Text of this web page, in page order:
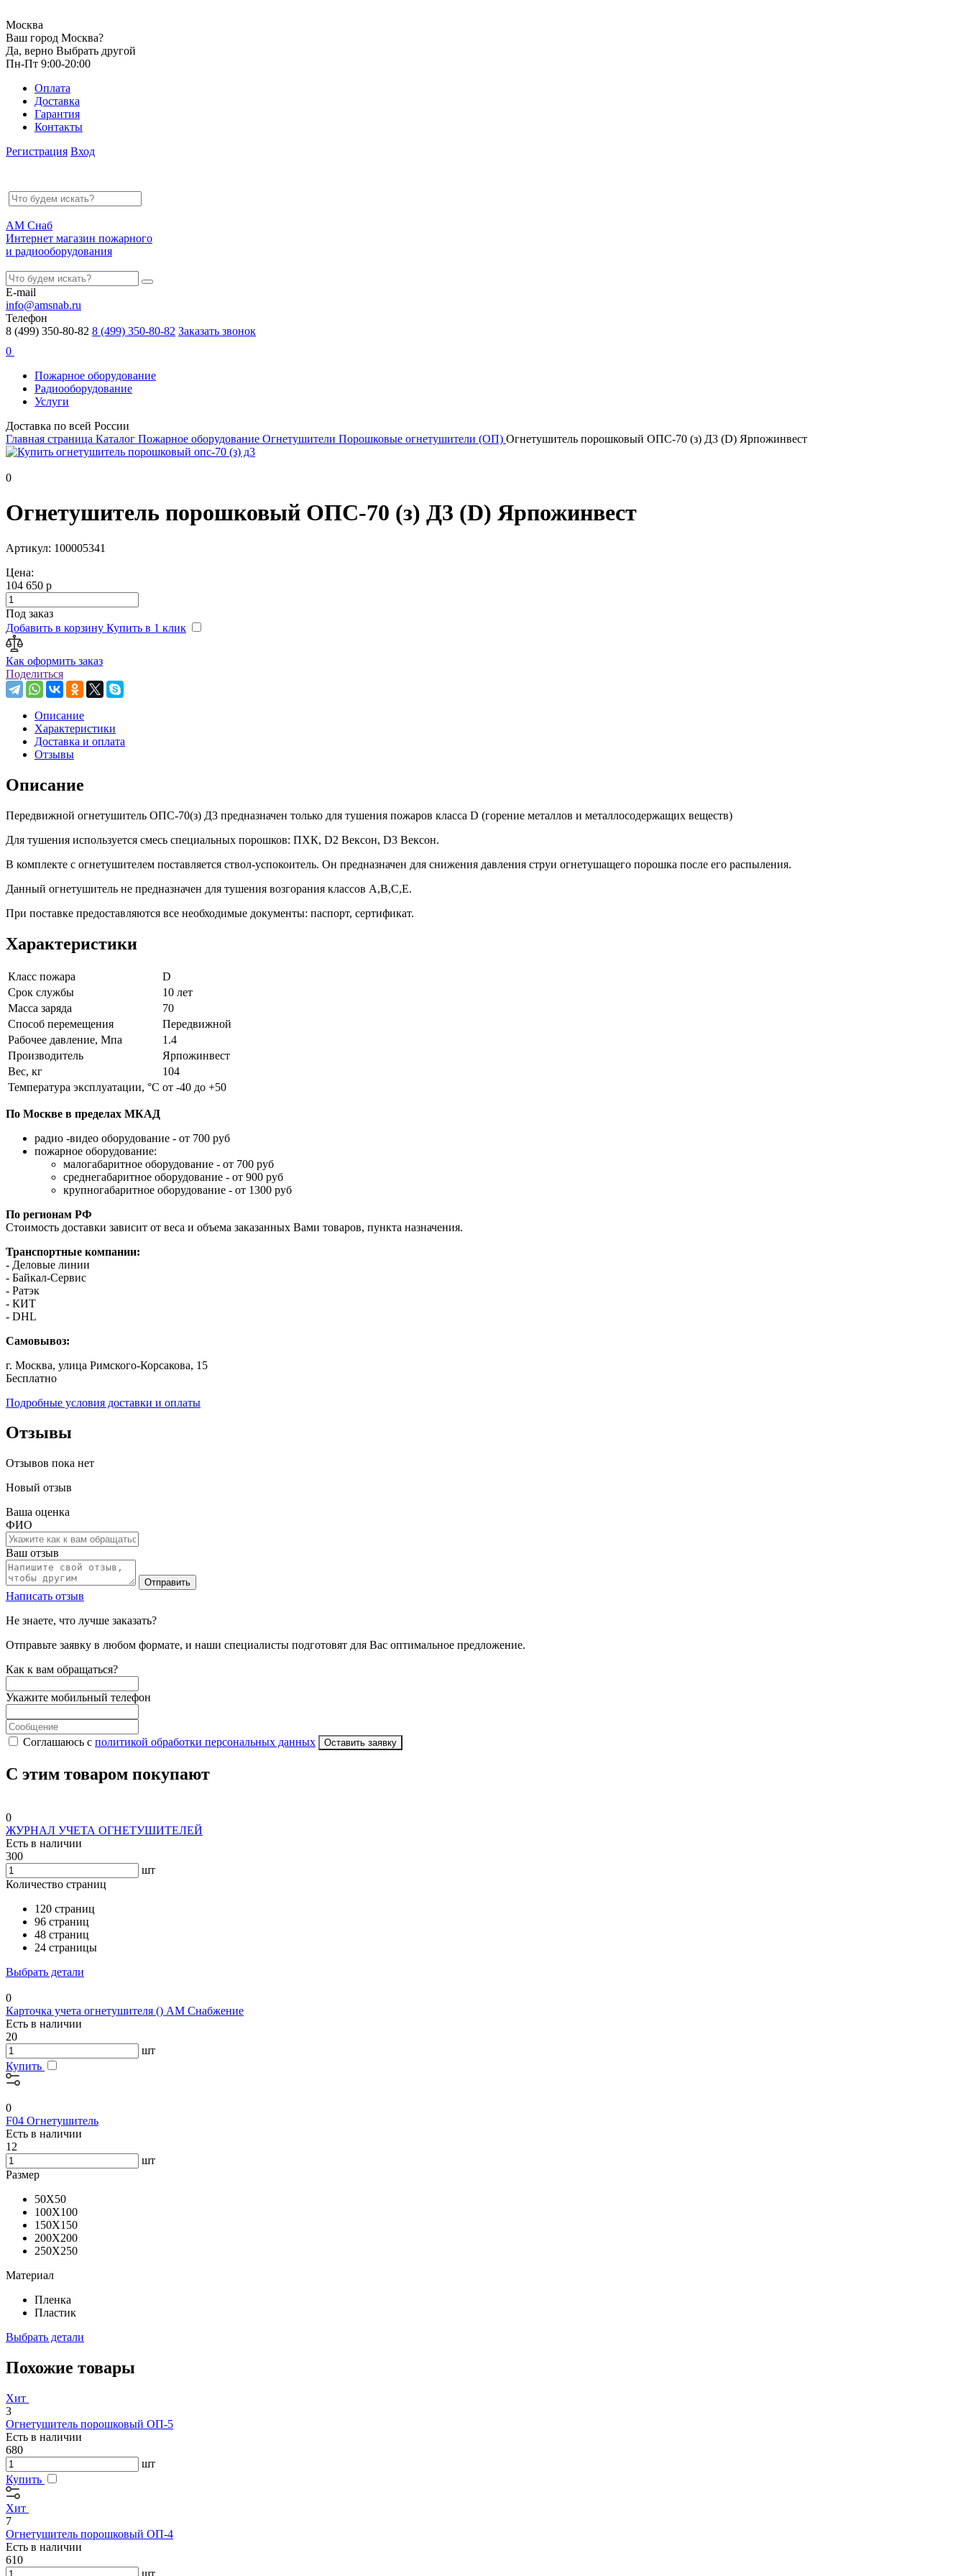
Москва
Ваш город Москва?
Да, верно Выбрать другой
Пн-Пт 9:00-20:00
Оплата
Доставка
Гарантия
Контакты
Регистрация Вход
АМ Снаб
Интернет магазин пожарного
и радиооборудования
E-mail
info@amsnab.ru
Телефон
8 (499) 350-80-82 8 (499) 350-80-82 Заказать звонок
0
Пожарное оборудование
Радиооборудование
Услуги
Доставка по всей России
Главная страница Каталог Пожарное оборудование Огнетушители Порошковые огнетушители (ОП) Огнетушитель порошковый ОПС-70 (з) Д3 (D) Ярпожинвест
0
Огнетушитель порошковый ОПС-70 (з) Д3 (D) Ярпожинвест
Артикул: 100005341
Цена:
104 650 р
Под заказ
Добавить в корзину Купить в 1 клик
Как оформить заказ
Поделиться
Описание
Характеристики
Доставка и оплата
Отзывы
Описание
Передвижной огнетушитель ОПС-70(з) Д3 предназначен только для тушения пожаров класса D (горение металлов и металлосодержащих веществ)
Для тушения используется смесь специальных порошков: ПХК, D2 Вексон, D3 Вексон.
В комплекте с огнетушителем поставляется ствол-успокоитель. Он предназначен для снижения давления струи огнетушащего порошка после его распыления.
Данный огнетушитель не предназначен для тушения возгорания классов А,В,С,Е.
При поставке предоставляются все необходимые документы: паспорт, сертификат.
Характеристики
Класс пожара
D
Срок службы
10 лет
Масса заряда
70
Способ перемещения
Передвижной
Рабочее давление, Мпа
1.4
Производитель
Ярпожинвест
Вес, кг
104
Температура эксплуатации, °C от -40 до +50
По Москве в пределах МКАД
радио -видео оборудование - от 700 руб
пожарное оборудование:
малогабаритное оборудование - от 700 руб
среднегабаритное оборудование - от 900 руб
крупногабаритное оборудование - от 1300 руб
По регионам РФ
Стоимость доставки зависит от веса и объема заказанных Вами товаров, пункта назначения.
Транспортные компании:
- Деловые линии
- Байкал-Сервис
- Ратэк
- КИТ
- DHL
Самовывоз:
г. Москва, улица Римского-Корсакова, 15
Бесплатно
Подробные условия доставки и оплаты
Отзывы
Отзывов пока нет
Новый отзыв
Ваша оценка
ФИО
Ваш отзыв
Отправить
Написать отзыв
Не знаете, что лучше заказать?
Отправьте заявку в любом формате, и наши специалисты подготовят для Вас оптимальное предложение.
Как к вам обращаться?
Укажите мобильный телефон
Соглашаюсь с политикой обработки персональных данных Оставить заявку
С этим товаром покупают
0
ЖУРНАЛ УЧЕТА ОГНЕТУШИТЕЛЕЙ
Есть в наличии
300
шт
Количество страниц
120 страниц
96 страниц
48 страниц
24 страницы
Выбрать детали
0
Карточка учета огнетушителя () АМ Снабжение
Есть в наличии
20
шт
Купить
0
F04 Огнетушитель
Есть в наличии
12
шт
Размер
50X50
100X100
150X150
200X200
250X250
Материал
Пленка
Пластик
Выбрать детали
Похожие товары
Хит
3
Огнетушитель порошковый ОП-5
Есть в наличии
680
шт
Купить
Хит
7
Огнетушитель порошковый ОП-4
Есть в наличии
610
шт